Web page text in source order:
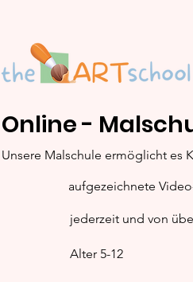
Maleinleitung
Online -
Unsere Malschule ermöglicht es
aufgezeichnete
jederzeit und von
Alter 5-12